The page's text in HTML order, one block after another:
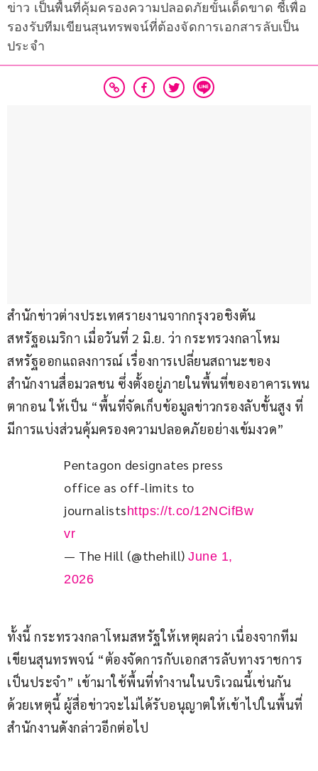
ข่าว เป็นพื้นที่คุ้มครองความปลอดภัยขั้นเด็ดขาด ชี้เพื่อ
รองรับทีมเขียนสุนทรพจน์ที่ต้องจัดการเอกสารลับเป็น
ประจำ
สำนักข่าวต่างประเทศรายงานจากกรุงวอชิงตัน
สหรัฐอเมริกา เมื่อวันที่ 2 มิ.ย. ว่า กระทรวงกลาโหม
สหรัฐออกแถลงการณ์ เรื่องการเปลี่ยนสถานะของ
สำนักงานสื่อมวลชน ซึ่งตั้งอยู่ภายในพื้นที่ของอาคารเพน
ตากอน ให้เป็น “พื้นที่จัดเก็บข้อมูลข่าวกรองลับขั้นสูง ที่
มีการแบ่งส่วนคุ้มครองความปลอดภัยอย่างเข้มงวด”
Pentagon designates press
office as off-limits to
journalists https://t.co/12NCifBw
vr
— The Hill (@thehill) June 1,
2026
ทั้งนี้ กระทรวงกลาโหมสหรัฐให้เหตุผลว่า เนื่องจากทีม
เขียนสุนทรพจน์ “ต้องจัดการกับเอกสารลับทางราชการ
เป็นประจำ” เข้ามาใช้พื้นที่ทำงานในบริเวณนี้เช่นกัน
ด้วยเหตุนี้ ผู้สื่อข่าวจะไม่ได้รับอนุญาตให้เข้าไปในพื้นที่
สำนักงานดังกล่าวอีกต่อไป